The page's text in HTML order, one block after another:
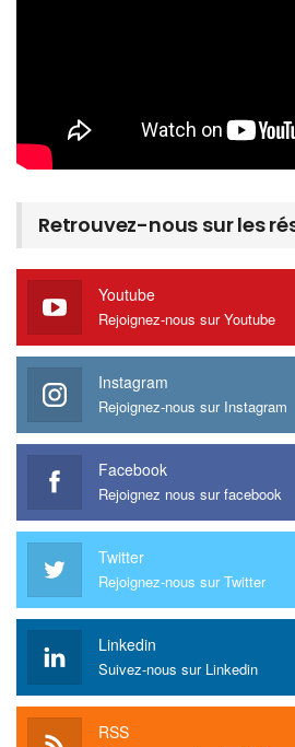
Retrouvez-nous sur les
Youtube
Rejoignez-nous sur Youtube
Instagram
Rejoignez-nous sur Instagram
Facebook
Rejoignez nous sur facebook
Twitter
Rejoignez-nous sur Twitter
Linkedin
Suivez-nous sur Linkedin
RSS